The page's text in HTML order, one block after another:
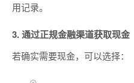
用记录。
3.通过正规金融渠道获取现金
若确实需要现金，可以选择：